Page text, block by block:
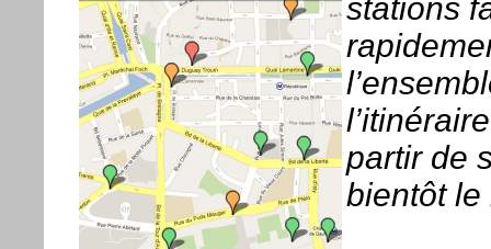
stations
partir de
bientôt le